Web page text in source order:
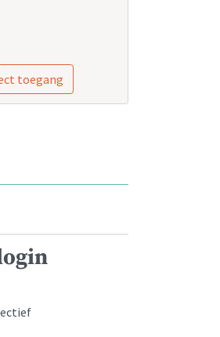
toegang